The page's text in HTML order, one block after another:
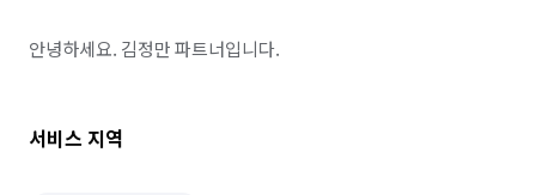
안녕하세요. 김정만 파트너입니다.
서비스 지역